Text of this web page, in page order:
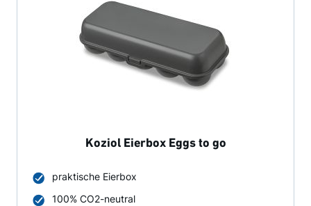
Koziol Eierbox Eggs to go
praktische Eierbox
100% CO2-neutral